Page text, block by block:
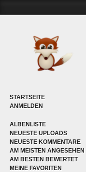
STARTSEITE
ANMELDEN
ALBENLISTE
NEUESTE UPLOADS
NEUESTE KOMMENTARE
AM MEISTEN ANGESEHEN
AM BESTEN BEWERTET
MEINE FAVORITEN